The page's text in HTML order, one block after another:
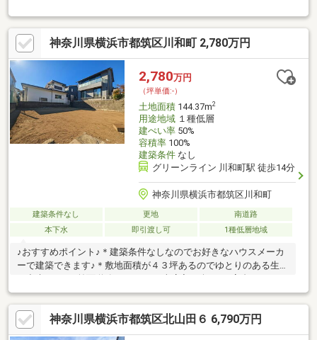
神奈川県横浜市都筑区川和町 2,780万円
2,780万円
（坪単価:-）
土地面積144.37m2
用途地域１種低層
建ぺい率50%
容積率100%
建築条件なし
グリーンライン 川和町駅 徒歩14分
神奈川県横浜市都筑区川和町
建築条件なし 更地
南道路
本下水
即引渡し可 1種低層地域
♪おすすめポイント♪＊建築条件なしなのでお好きなハウスメーカ
ーで建築できます♪＊敷地面積が４３坪あるのでゆとりのある生活
め陽当り、風通し良好♪＊公園まで徒歩１分♪子育て環境◎◆◇物
件探し・資金計画でお悩みの方へ◇◆横浜市の不動産なら当社Ｋ
ＩＺＵＮＡまでお問い合わせ下さい。ＳＵＵＭＯや他サイトには
公開していない未公開物件や販売予定物件も多数ご紹介中！資金
神奈川県横浜市都筑区北山田６ 6,790万円